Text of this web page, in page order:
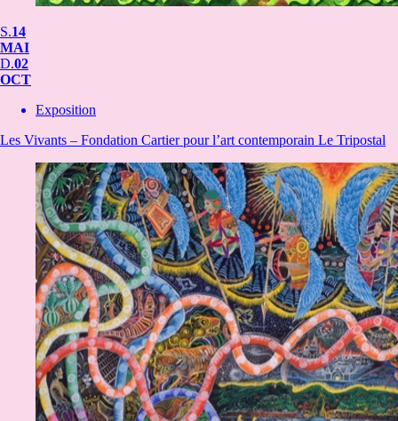
S.14
MAI
D.02
OCT
Exposition
Les Vivants – Fondation Cartier pour l’art contemporain Le Tripostal